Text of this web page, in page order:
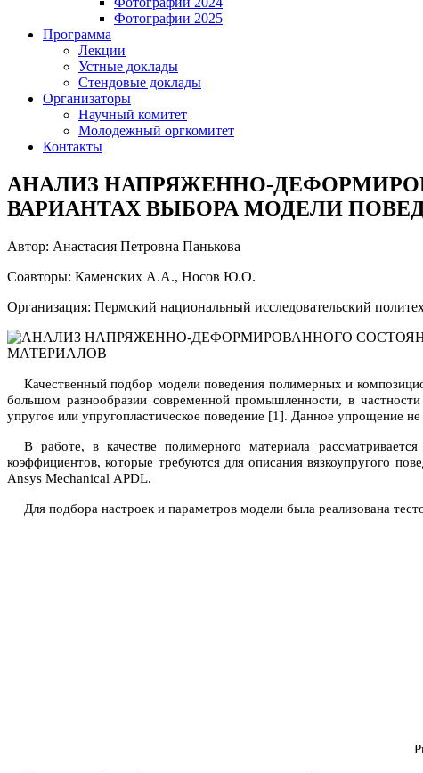
Фотографии 2025
Программа
Лекции
Устные доклады
Стендовые доклады
Организаторы
Научный комитет
Молодежный оргкомитет
Контакты
АНАЛИЗ НАПРЯЖЕННО-
ВАРИАНТАХ ВЫБОРА МОДЕЛИ
Автор: Анастасия Петровна Панькова
Соавторы: Каменских А.А., Носов Ю.О.
Организация: Пермский национальный исследовательский
Качественный подбор модели поведения полимерных и
большом разнообразии современной промышленности, в
упругое или упругопластическое поведение [1]. Данное упрощение
В работе, в качестве полимерного материала
коэффициентов, которые требуются для описания вязкоупругого
Ansys Mechanical APDL.
Для подбора настроек и параметров модели была реализована